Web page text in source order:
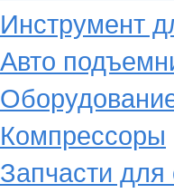
Инструмент
Авто
Компрессоры
Запчасти для